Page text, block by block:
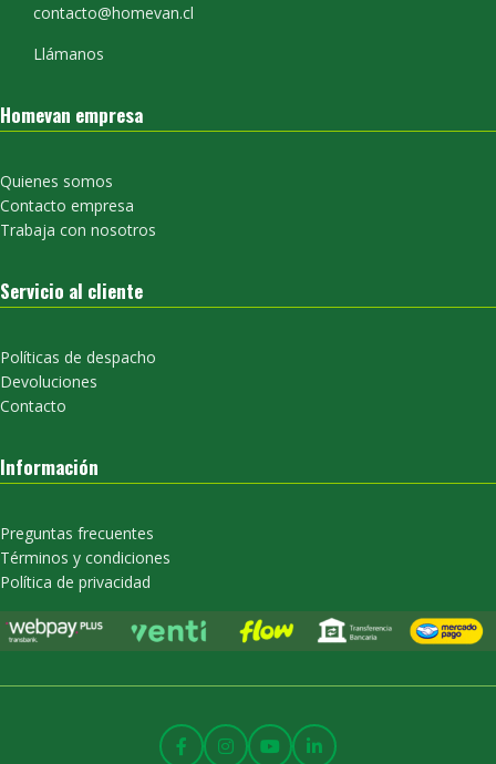
contacto@homevan.cl
Llámanos
Homevan empresa
Quienes somos
Contacto empresa
Trabaja con nosotros
Servicio al cliente
Políticas de despacho
Devoluciones
Contacto
Información
Preguntas frecuentes
Términos y condiciones
Política de privacidad